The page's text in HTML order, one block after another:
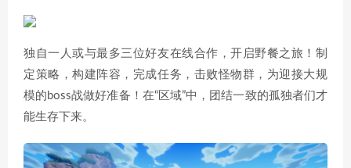
独自一人或与最多三位好友在线合作，开启野餐之旅！制
定策略，构建阵容，完成任务，击败怪物群，为迎接大规
模的boss战做好准备！在“区域”中，团结一致的孤独者们才
能生存下来。